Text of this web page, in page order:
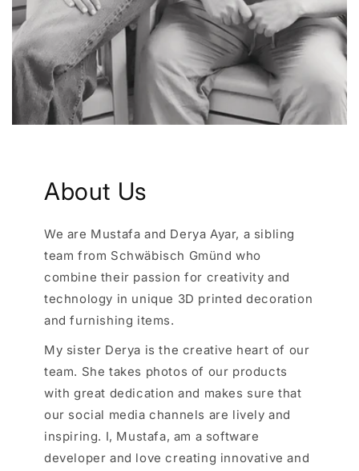
About Us
We are Mustafa and Derya Ayar, a sibling
team from Schwäbisch Gmünd who
combine their passion for creativity and
technology in unique 3D printed decoration
and furnishing items.
My sister Derya is the creative heart of our
team. She takes photos of our products
with great dedication and makes sure that
our social media channels are lively and
inspiring. I, Mustafa, am a software
developer and love creating innovative and